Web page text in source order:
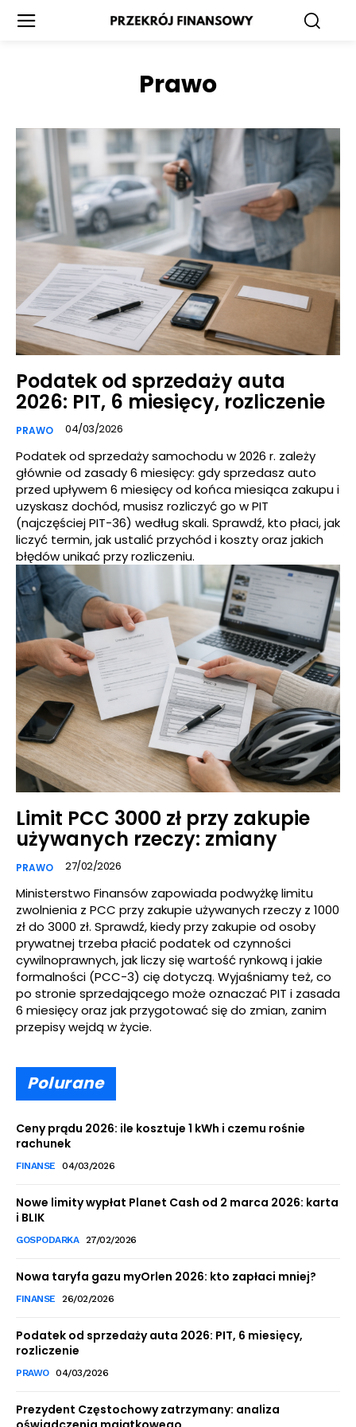
Prawo
Podatek od sprzedaży auta
2026: PIT, 6 miesięcy, rozliczenie
PRAWO 04/03/2026
Podatek od sprzedaży samochodu w 2026 r. zależy
głównie od zasady 6 miesięcy: gdy sprzedasz auto
przed upływem 6 miesięcy od końca miesiąca zakupu i
uzyskasz dochód, musisz rozliczyć go w PIT
(najczęściej PIT-36) według skali. Sprawdź, kto płaci, jak
liczyć termin, jak ustalić przychód i koszty oraz jakich
błędów unikać przy rozliczeniu.
Limit PCC 3000 zł przy zakupie
używanych rzeczy: zmiany
PRAWO 27/02/2026
Ministerstwo Finansów zapowiada podwyżkę limitu
zwolnienia z PCC przy zakupie używanych rzeczy z 1000
zł do 3000 zł. Sprawdź, kiedy przy zakupie od osoby
prywatnej trzeba płacić podatek od czynności
cywilnoprawnych, jak liczy się wartość rynkową i jakie
formalności (PCC-3) cię dotyczą. Wyjaśniamy też, co
po stronie sprzedającego może oznaczać PIT i zasada
6 miesięcy oraz jak przygotować się do zmian, zanim
przepisy wejdą w życie.
Polurane
Ceny prądu 2026: ile kosztuje 1 kWh i czemu rośnie
rachunek
FINANSE 04/03/2026
Nowe limity wypłat Planet Cash od 2 marca 2026: karta
i BLIK
GOSPODARKA 27/02/2026
Nowa taryfa gazu myOrlen 2026: kto zapłaci mniej?
FINANSE 26/02/2026
Podatek od sprzedaży auta 2026: PIT, 6 miesięcy,
rozliczenie
PRAWO 04/03/2026
Prezydent Częstochowy zatrzymany: analiza